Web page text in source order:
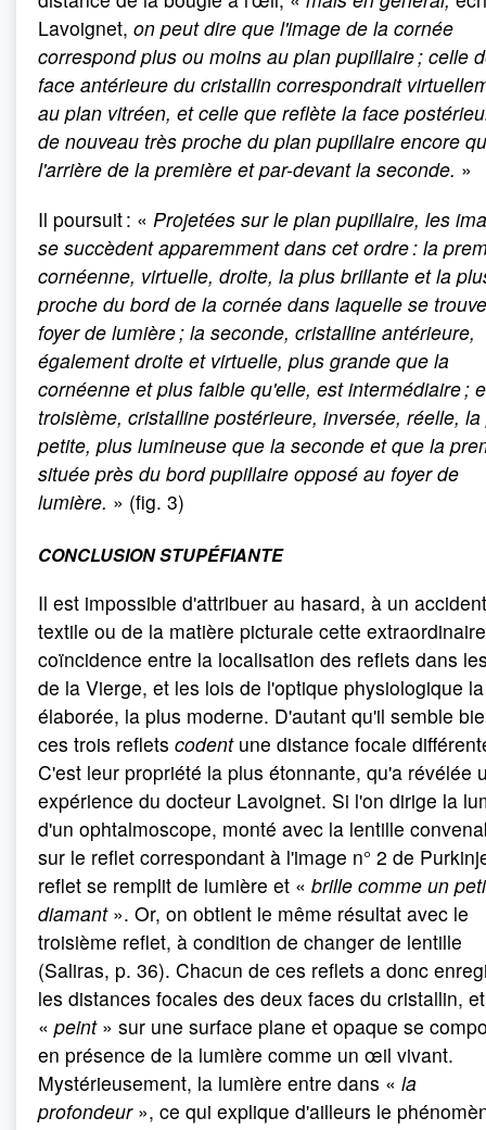
Lavoignet, on peut dire que l'image de la cornée
correspond plus ou moins au plan pupillaire ; celle
face antérieure du cristallin correspondrait
au plan vitréen, et celle que reflète la face
de nouveau très proche du plan pupillaire encore
l'arrière de la première et par-devant la seconde. »
Il poursuit : « Projetées sur le plan pupillaire, les
se succèdent apparemment dans cet ordre : la
cornéenne, virtuelle, droite, la plus brillante et la
proche du bord de la cornée dans laquelle se
foyer de lumière ; la seconde, cristalline antérieure,
également droite et virtuelle, plus grande que la
cornéenne et plus faible qu'elle, est intermédiaire ;
troisième, cristalline postérieure, inversée, réelle,
petite, plus lumineuse que la seconde et que la
située près du bord pupillaire opposé au foyer de
lumière. » (fig. 3)
CONCLUSION STUPÉFIANTE
Il est impossible d'attribuer au hasard, à un
textile ou de la matière picturale cette extraordinaire
coïncidence entre la localisation des reflets dans
de la Vierge, et les lois de l'optique physiologique
élaborée, la plus moderne. D'autant qu'il semble
ces trois reflets codent une distance focale
C'est leur propriété la plus étonnante, qu'a révélée
expérience du docteur Lavoignet. Si l'on dirige la
d'un ophtalmoscope, monté avec la lentille
sur le reflet correspondant à l'image n° 2 de
reflet se remplit de lumière et « brille comme un
diamant ». Or, on obtient le même résultat avec le
troisième reflet, à condition de changer de lentille
(Saliras, p. 36). Chacun de ces reflets a donc
les distances focales des deux faces du cristallin,
« peint» sur une surface plane et opaque se
en présence de la lumière comme un œil vivant.
Mystérieusement, la lumière entre dans « la
profondeur», ce qui explique d'ailleurs le